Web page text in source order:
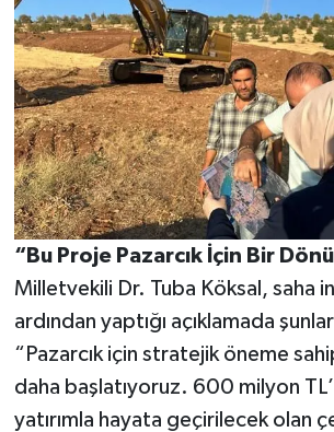
“Bu Proje Pazarcık İçin Bir
Milletvekili Dr. Tuba Köksal, saha
ardından yaptığı açıklamada
“Pazarcık için stratejik öneme
daha başlatıyoruz. 600 milyon
yatırımla hayata geçirilecek olan